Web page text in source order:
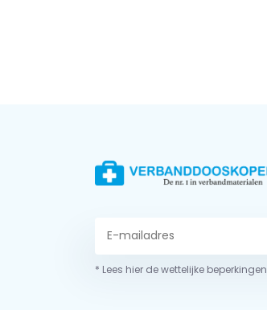
* Lees hier de wettelijke beperkingen